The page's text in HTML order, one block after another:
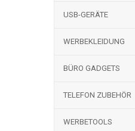
USB-GERÄTE
WERBEKLEIDUNG
BÜRO GADGETS
TELEFON ZUBEHÖR
WERBETOOLS